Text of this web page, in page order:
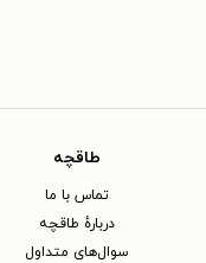
طاقچه
تماس با ما
دربارهٔ طاقچه
سوال‌های متداول